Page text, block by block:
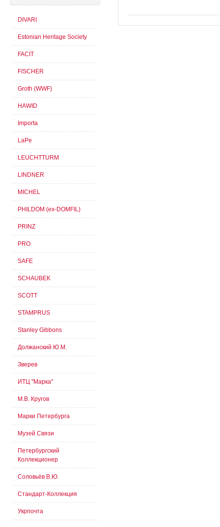
DIVARI
Estonian Heritage Society
FACIT
FISCHER
Groth (WWF)
HAWID
Importa
LaPe
LEUCHTTURM
LINDNER
MICHEL
PHILDOM (ex-DOMFIL)
PRINZ
PRO
SAFE
SCHAUBEK
SCOTT
STAMPRUS
Stanley Gibbons
Должанский Ю.М.
Зверев
ИТЦ "Марка"
М.В. Кругов
Марки Петербурга
Музей Связи
Петербургский
Коллекционер
Соловьёв В.Ю.
Стандарт-Коллекция
Укрпочта